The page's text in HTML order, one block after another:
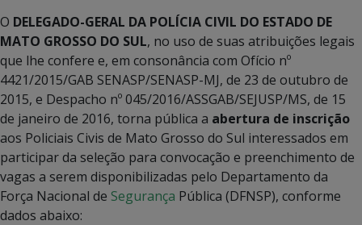
O DELEGADO-GERAL DA POLÍCIA CIVIL DO ESTADO DE
MATO GROSSO DO SUL, no uso de suas atribuições legais
que lhe confere e, em consonância com Ofício nº
4421/2015/GAB SENASP/SENASP-MJ, de 23 de outubro de
2015, e Despacho nº 045/2016/ASSGAB/SEJUSP/MS, de 15
de janeiro de 2016, torna pública a abertura de inscrição
aos Policiais Civis de Mato Grosso do Sul interessados em
participar da seleção para convocação e preenchimento de
vagas a serem disponibilizadas pelo Departamento da
Força Nacional de Segurança Pública (DFNSP), conforme
dados abaixo: